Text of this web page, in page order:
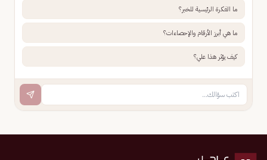
ما الفكرة الرئيسية للخبر؟
ما هي أبرز الأرقام والإحصاءات؟
كيف يؤثر هذا علي؟